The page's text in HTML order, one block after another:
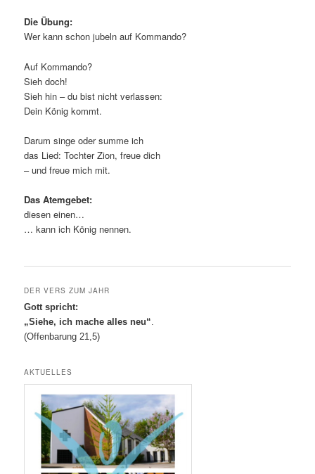
Die Übung:
Wer kann schon jubeln auf Kommando?
Auf Kommando?
Sieh doch!
Sieh hin – du bist nicht verlassen:
Dein König kommt.
Darum singe oder summe ich
das Lied: Tochter Zion, freue dich
– und freue mich mit.
Das Atemgebet:
diesen einen…
… kann ich König nennen.
DER VERS ZUM JAHR
Gott spricht:
„Siehe, ich mache alles neu“.
(Offenbarung 21,5)
AKTUELLES